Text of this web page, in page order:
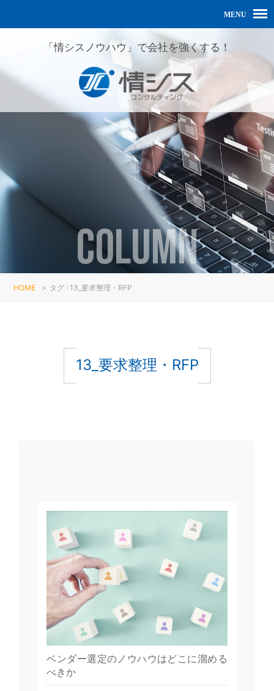
「情シスノウハウ」で会社を強くする！
COLUMN
HOME > タグ : 13_要求整理・RFP
13_要求整理・RFP
ベンダー選定のノウハウはどこに溜める
べきか